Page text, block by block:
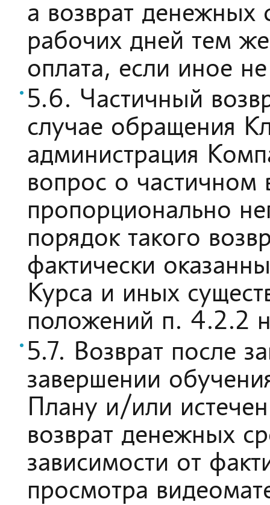
а возврат денежных
рабочих дней тем
оплата, если иное
5.6. Частичный
случае обращения
администрация
вопрос о частичном
пропорционально
порядок такого
фактически
Курса и иных
положений п. 4.2.2
5.7. Возврат после
завершении
Плану и/или
возврат денежных
зависимости от
просмотра